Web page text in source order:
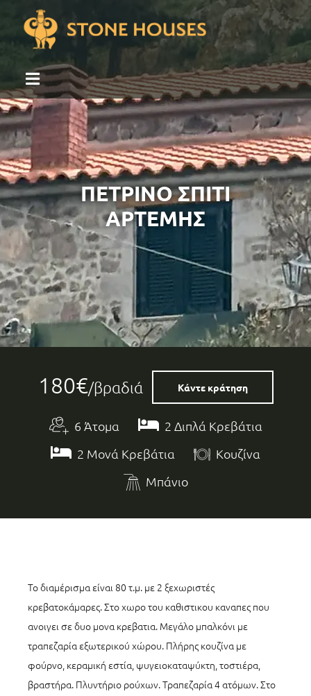
ΠΕΤΡΙΝΟ ΣΠΙΤΙ
ΑΡΤΕΜΗΣ
180€/βραδιά Κάντε κράτηση
6 Άτομα
2 Διπλά Κρεβάτια
2 Μονά Κρεβάτια
Κουζίνα
Μπάνιο
Το διαμέρισμα είναι 80 τ.μ. με 2 ξεχωριστές
κρεβατοκάμαρες. Στο χωρο του καθιστικου καναπες που
ανοιγει σε δυο μονα κρεβατια. Μεγάλο μπαλκόνι με
τραπεζαρία εξωτερικού χώρου. Πλήρης κουζίνα με
φούρνο, κεραμική εστία, ψυγειοκαταψύκτη, τοστιέρα,
βραστήρα. Πλυντήριο ρούχων. Τραπεζαρία 4 ατόμων. Στο